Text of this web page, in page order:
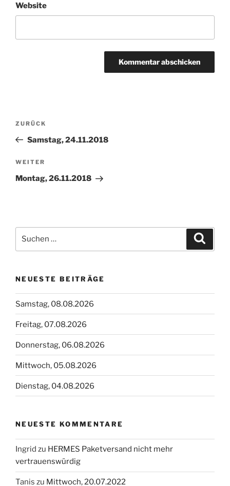
Website
Beitragsnavigation
Vorheriger
Beitrag
ZURÜCK
Samstag, 24.11.2018
Nächster
Beitrag
WEITER
Montag, 26.11.2018
nach:
NEUESTE BEITRÄGE
Samstag, 08.08.2026
Freitag, 07.08.2026
Donnerstag, 06.08.2026
Mittwoch, 05.08.2026
Dienstag, 04.08.2026
NEUESTE KOMMENTARE
Ingrid zu HERMES Paketversand nicht mehr
vertrauenswürdig
Tanis zu Mittwoch, 20.07.2022